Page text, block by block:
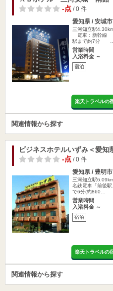
-点/ 0 件
愛知県 / 安城市
三河知立駅
電車：新幹線
駅まで約7分 …
営業時間
入浴料金 ～
宿泊
楽天トラベルの
関連情報から探す
ビジネスホテルいずみ＜愛知
-点/ 0 件
愛知県 / 豊明市
三河知立駅
名鉄電車「前後
で6分(約860…
営業時間
入浴料金 ～
宿泊
楽天トラベルの
関連情報から探す